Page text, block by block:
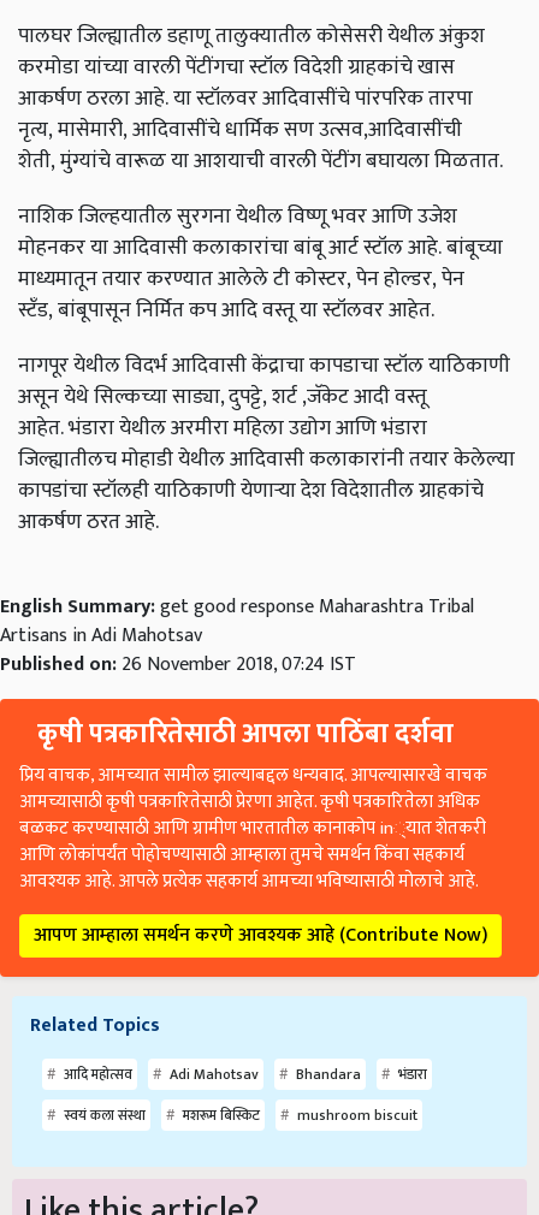
पालघर जिल्ह्यातील डहाणू तालुक्यातील कोसेसरी येथील अंकुश
करमोडा यांच्या वारली पेंटींगचा स्टॉल विदेशी ग्राहकांचे खास
आकर्षण ठरला आहे.या स्टॉलवर आदिवासींचे पांरपरिक तारपा
नृत्य,मासेमारी,आदिवासींचे धार्मिक सण उत्सव,आदिवासींची
शेती,मुंग्यांचे वारूळ या आशयाचीवारली पेंटींग बघायला मिळतात.
नाशिक जिल्हयातील सुरगनायेथीलविष्णू भवर आणि उजेश
मोहनकर या आदिवासी कलाकारांचा बांबू आर्ट स्टॉल आहे.बांबूच्या
माध्यमातून तयार करण्यात आलेले टी कोस्टर,पेन होल्डर,पेन
स्टँड,बांबूपासून निर्मित कप आदि वस्तू या स्टॉलवर आहेत.
नागपूर येथील विदर्भ आदिवासी केंद्राचा कापडाचा स्टॉल याठिकाणी
असून येथेसिल्कच्या साड्या, दुपट्टे,शर्ट,जॅकेट आदी वस्तू
आहेत.भंडारा येथील अरमीरा महिला उद्योग आणि भंडारा
जिल्ह्यातीलच मोहाडी येथील आदिवासी कलाकारांनी तयार केलेल्या
कापडांचा स्टॉलही याठिकाणी येणाऱ्या देश विदेशातील ग्राहकांचे
आकर्षण ठरत आहे.
English Summary:get good response Maharashtra Tribal
Artisans in Adi Mahotsav
Published on:26 November 2018, 07:24 IST
कृषी पत्रकारितेसाठी आपला पाठिंबा दर्शवा
प्रिय वाचक, आमच्यात सामील झाल्याबद्दल धन्यवाद. आपल्यासारखे वाचक
आमच्यासाठी कृषी पत्रकारितेसाठी प्रेरणा आहेत. कृषी पत्रकारितेला अधिक
बळकट करण्यासाठी आणि ग्रामीण भारतातील कानाकोप in्यात शेतकरी
आणि लोकांपर्यंत पोहोचण्यासाठी आम्हाला तुमचे समर्थन किंवा सहकार्य
आवश्यक आहे. आपले प्रत्येक सहकार्य आमच्या भविष्यासाठी मोलाचे आहे.
आपण आम्हाला समर्थन करणे आवश्यक आहे (Contribute Now)
Related Topics
आदि महोत्सव Adi Mahotsav Bhandara
भंडारा
स्वयं कला संस्था
मशरूम बिस्किट mushroom biscuit